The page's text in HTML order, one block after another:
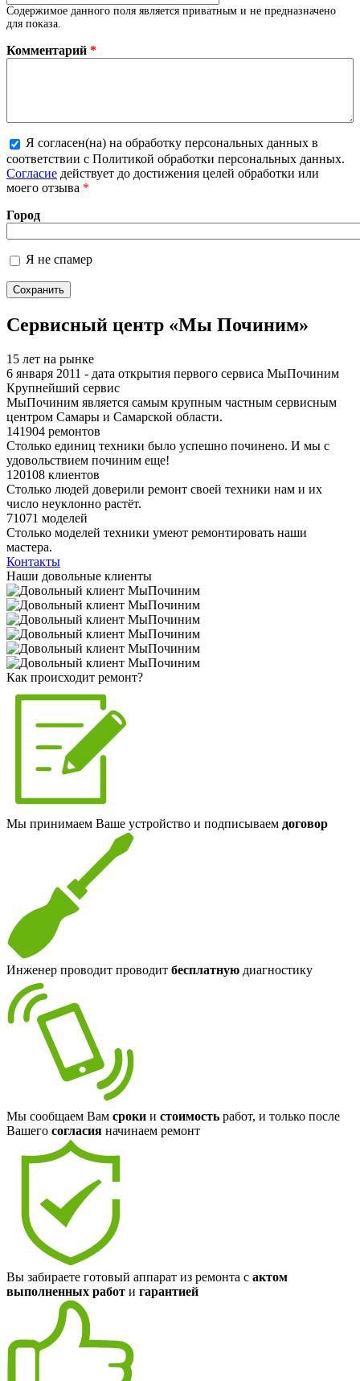
Содержимое данного поля является приватным и не предназначено
для показа.
Комментарий *
Более подробная информация о текстовых
форматах
Я согласен(на) на обработку персональных данных в
соответствии с Политикой обработки персональных данных.
Согласие действует до достижения целей обработки или
моего отзыва *
Город
Я не спамер
Я спамер
Сервисный центр «Мы Починим»
15 лет на рынке
6 января 2011 - дата открытия первого сервиса МыПочиним
Крупнейший сервис
МыПочиним является самым крупным частным сервисным
центром Самары и Самарской области.
141904 ремонтов
Столько единиц техники было успешно починено. И мы с
удовольствием починим еще!
120108 клиентов
Столько людей доверили ремонт своей техники нам и их
число неуклонно растёт.
71071 моделей
Столько моделей техники умеют ремонтировать наши
мастера.
Контакты
Наши довольные клиенты
Как происходит ремонт?
Мы принимаем Ваше устройство и подписываем договор
Инженер проводит проводит бесплатную диагностику
Мы сообщаем Вам сроки и стоимость работ, и только после
Вашего согласия начинаем ремонт
Вы забираете готовый аппарат из ремонта с актом
выполненных работ и гарантией